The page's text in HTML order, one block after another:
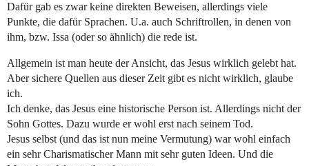
Dafür gab es zwar keine direkten Beweisen, allerdings viele
Punkte, die dafür Sprachen. U.a. auch Schriftrollen, in denen von
ihm, bzw. Issa (oder so ähnlich) die rede ist.
Allgemein ist man heute der Ansicht, das Jesus wirklich gelebt hat.
Aber sichere Quellen aus dieser Zeit gibt es nicht wirklich, glaube
ich.
Ich denke, das Jesus eine historische Person ist. Allerdings nicht der
Sohn Gottes. Dazu wurde er wohl erst nach seinem Tod.
Jesus selbst (und das ist nun meine Vermutung) war wohl einfach
ein sehr Charismatischer Mann mit sehr guten Ideen. Und die